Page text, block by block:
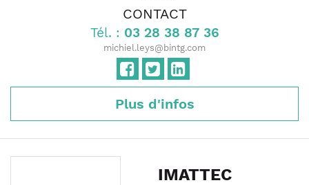
CONTACT
Tél. : 03 28 38 87 36
michiel.leys@bintg.com
Plus d'infos
IMATTEC